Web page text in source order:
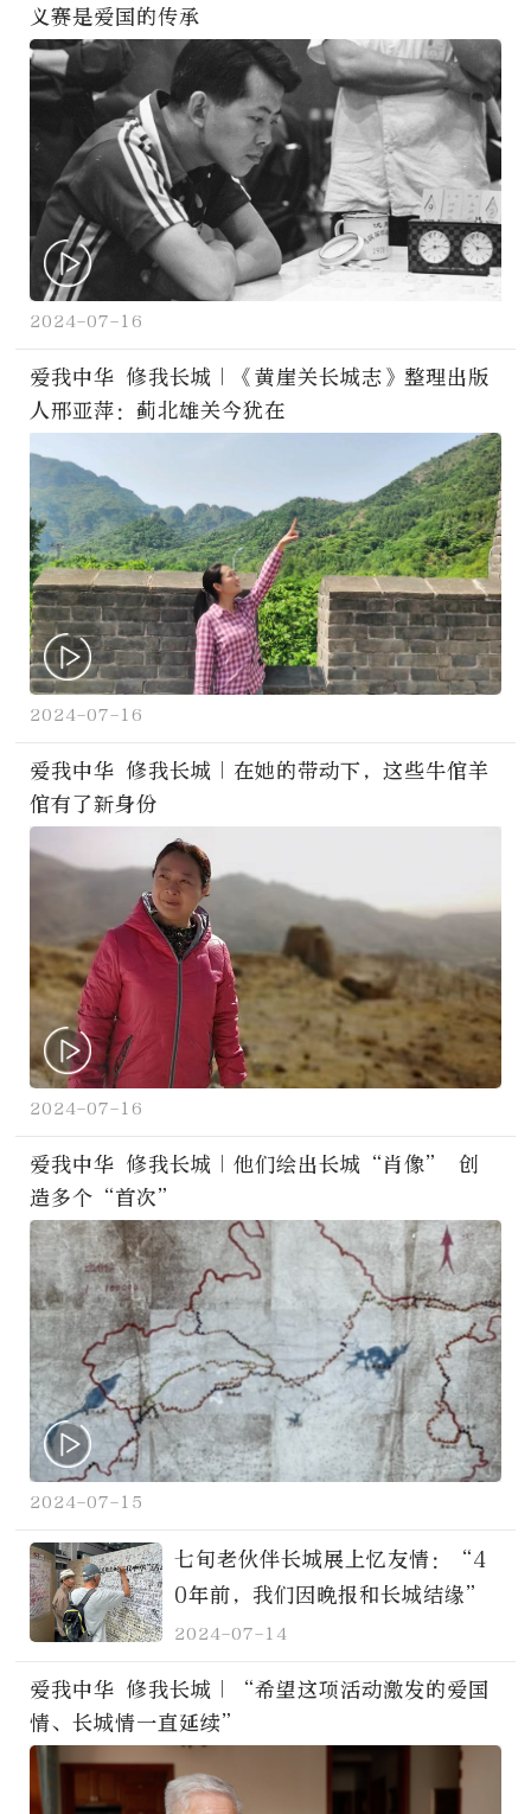
义赛是爱国的传承
2024-07-16
爱我中华 修我长城｜《黄崖关长城志》整理出版
人邢亚萍：蓟北雄关今犹在
2024-07-16
爱我中华 修我长城｜在她的带动下，这些牛倌羊
倌有了新身份
2024-07-16
爱我中华 修我长城｜他们绘出长城“肖像” 创
造多个“首次”
2024-07-15
七旬老伙伴长城展上忆友情：“4
0年前，我们因晚报和长城结缘”
2024-07-14
爱我中华 修我长城｜“希望这项活动激发的爱国
情、长城情一直延续”